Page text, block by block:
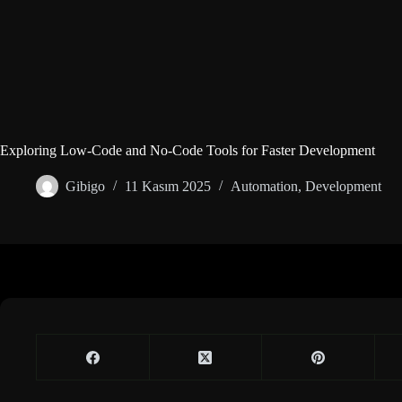
Exploring Low-Code and No-Code Tools for Faster Development
Gibigo 11 Kasım 2025 Automation, Development